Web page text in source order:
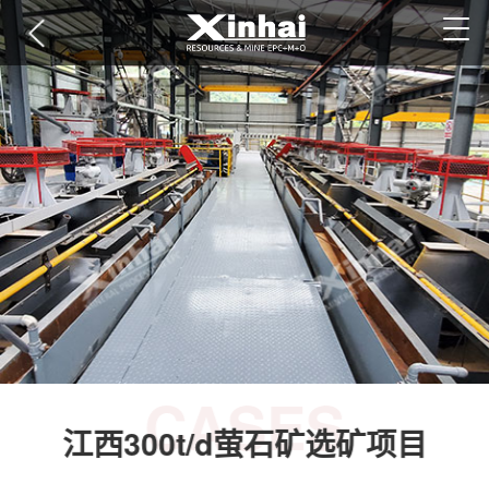
CASES
江西300t/d萤石矿选矿项目